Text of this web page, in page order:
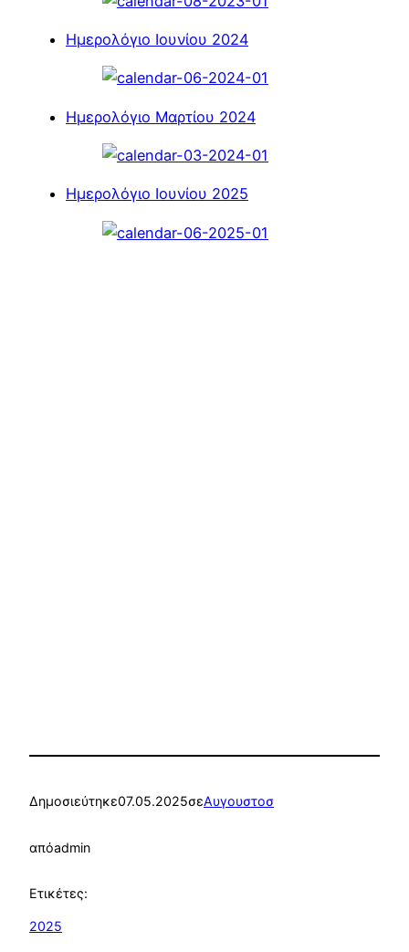
Ημερολόγιο Ιουνίου 2024
Ημερολόγιο Μαρτίου 2024
Ημερολόγιο Ιουνίου 2025
Δημοσιεύτηκε07.05.2025σεΑυγουστοσ
απόadmin
Ετικέτες:
2025